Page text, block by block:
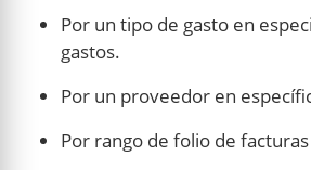
Por un tipo de gasto en
gastos.
Por un proveedor en
Por rango de folio de